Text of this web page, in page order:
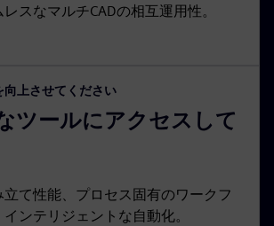
スなマルチCADの相互運用性。
上させてください
ツールにアクセスして
立て性能、プロセス固有のワークフ
ンテリジェントな自動化。